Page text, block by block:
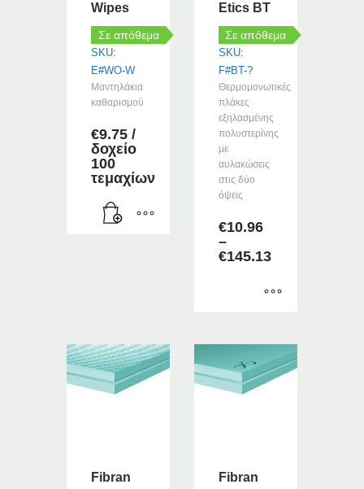
Wipes
Σε απόθεμα
SKU:
E#WO-W
Μαντηλάκια
καθαρισμού
€9.75 /
δοχείο
100
τεμαχίων
Etics BT
Σε απόθεμα
SKU:
F#BT-?
Θερμομονωτικές
πλάκες
εξηλασμένης
πολυστερίνης
με
αυλακώσεις
στις δύο
όψεις
€10.96
–
€145.13Price
€10.96
έχει
πολλαπλές
Fibran
Fibran